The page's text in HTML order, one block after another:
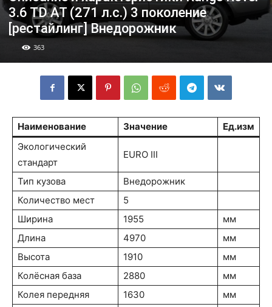
3.6 TD AT (271 л.с.) 3 поколение
[рестайлинг] Внедорожник
363
Наименование Значение
Ед.изм
Экологический
стандарт
EURO III
Тип кузова
Внедорожник
Количество мест
5
Ширина
1955
мм
Длина
4970
мм
Высота
1910
мм
Колёсная база
2880
мм
Колея передняя
1630
мм